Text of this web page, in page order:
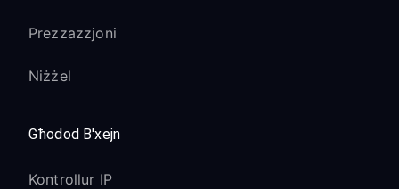
Prezzazzjoni
Niżżel
Għodod B'xejn
Kontrollur IP